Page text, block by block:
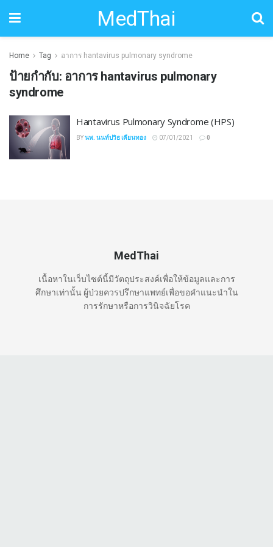
MedThai
Home Tag อาการ hantavirus pulmonary syndrome
ป้ายกำกับ: อาการ hantavirus pulmonary
syndrome
Hantavirus Pulmonary Syndrome (HPS)
BYนพ. นนท์ปวิธ เคียนทอง 07/01/2021 0
MedThai
เนื้อหาในเว็บไซต์นี้มีวัตถุประสงค์เพื่อให้ข้อมูลและการ
ศึกษาเท่านั้น ผู้ป่วยควรปรึกษาแพทย์เพื่อขอคำแนะนำใน
การรักษาหรือการวินิจฉัยโรค